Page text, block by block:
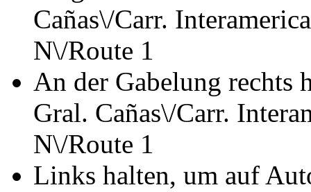
Cañas\/Carr.
N\/Route 1
An der Gabelung rechts
Gral. Cañas\/Carr.
N\/Route 1
Links halten, um auf